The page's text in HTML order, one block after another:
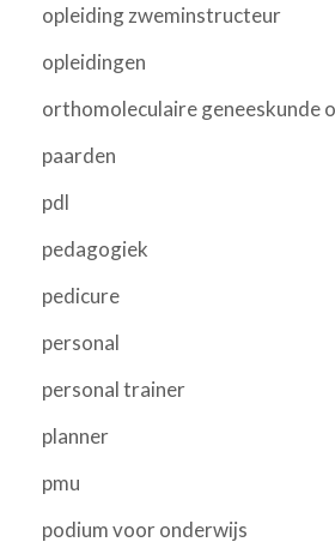
opleiding zweminstructeur
opleidingen
orthomoleculaire geneeskunde
paarden
pdl
pedagogiek
pedicure
personal
personal trainer
planner
pmu
podium voor onderwijs